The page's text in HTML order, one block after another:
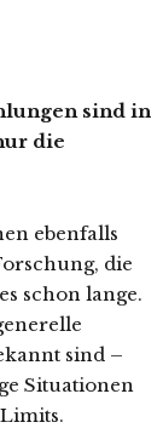
sind in
die
ebenfalls
die
schon lange.
sind –
Situationen